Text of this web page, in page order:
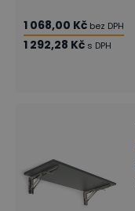
1 068,00 Kč bez DPH
1 292,28 Kč s DPH